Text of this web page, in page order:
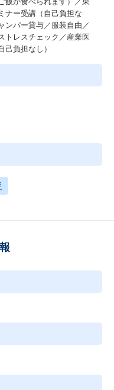
ナー受講（自己負担な
ンパー貸与／服装自由／
トレスチェック／産業医
負担なし）